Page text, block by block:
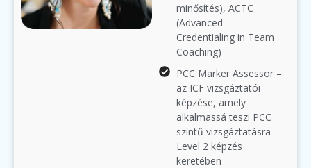
minősítés), ACTC
(Advanced
Credentialing in Team
Coaching)
PCC Marker Assessor –
az ICF vizsgáztatói
képzése, amely
alkalmassá teszi PCC
szintű vizsgáztatásra
Level 2 képzés
keretében